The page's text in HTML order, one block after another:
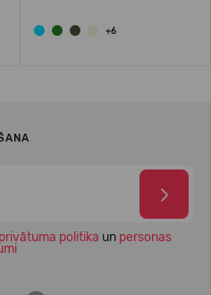
+6
privātuma politika un personas